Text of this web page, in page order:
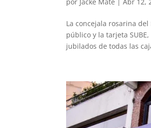
por Jacke Mate |Abr 12,
La concejala rosarina
público y la tarjeta
jubilados de todas las